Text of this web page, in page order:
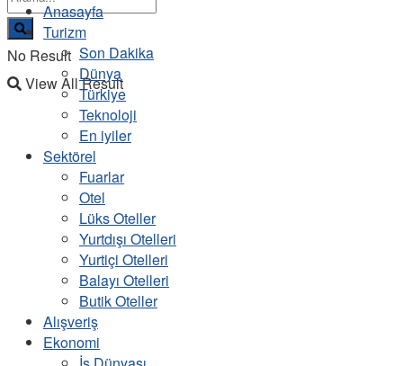
No Result
View All Result
Anasayfa
Turizm
Son Dakika
Dünya
Türkiye
Teknoloji
En iyiler
Sektörel
Fuarlar
Otel
Lüks Oteller
Yurtdışı Otelleri
Yurtiçi Otelleri
Balayı Otelleri
Butik Oteller
Alışveriş
Ekonomi